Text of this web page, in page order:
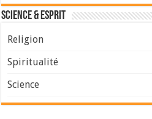
Science & Esprit
Religion
Spiritualité
Science